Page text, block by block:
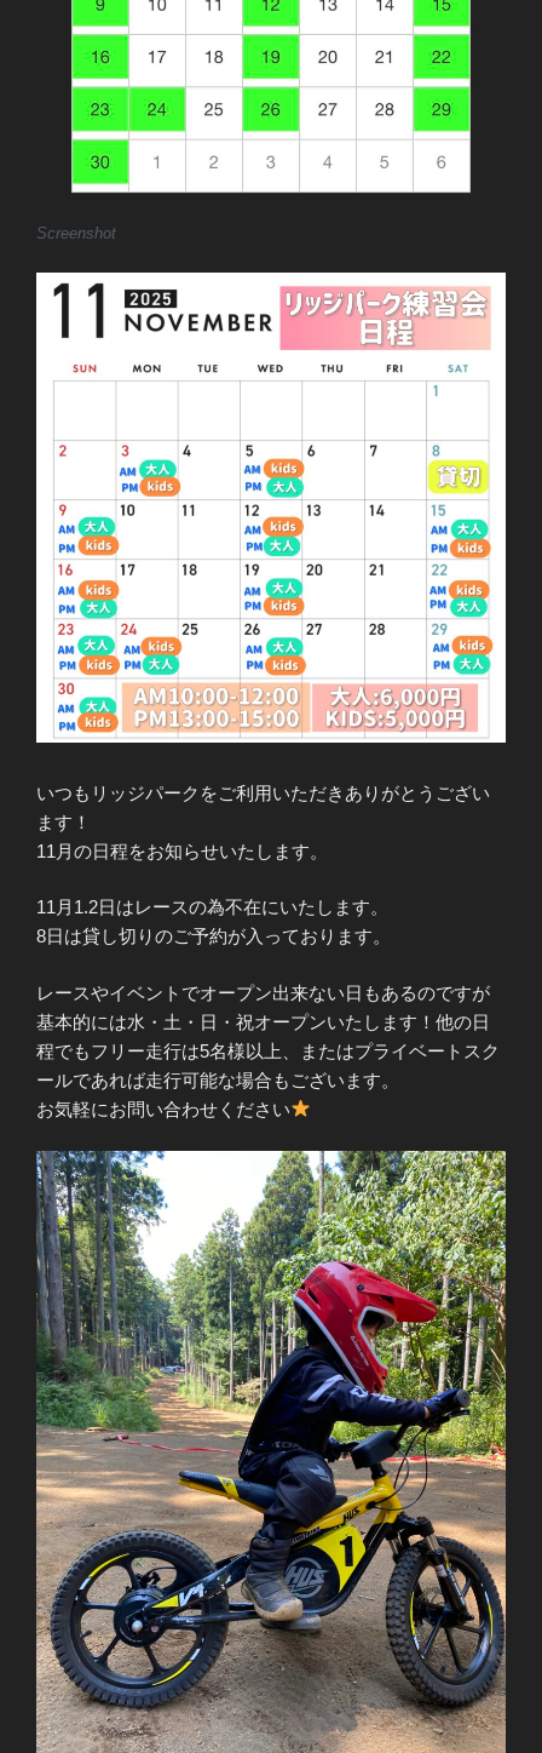
Screenshot
いつもリッジパークをご利用いただきありがとうござい
ます！
11月の日程をお知らせいたします。
11月1.2日はレースの為不在にいたします。
8日は貸し切りのご予約が入っております。
レースやイベントでオープン出来ない日もあるのですが
基本的には水・土・日・祝オープンいたします！他の日
程でもフリー走行は5名様以上、またはプライベートスク
ールであれば走行可能な場合もございます。
お気軽にお問い合わせください